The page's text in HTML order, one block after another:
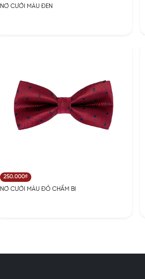
NƠ CƯỚI MÀU ĐEN
250.000₫
NƠ CƯỚI MÀU ĐỎ CHẤM BI